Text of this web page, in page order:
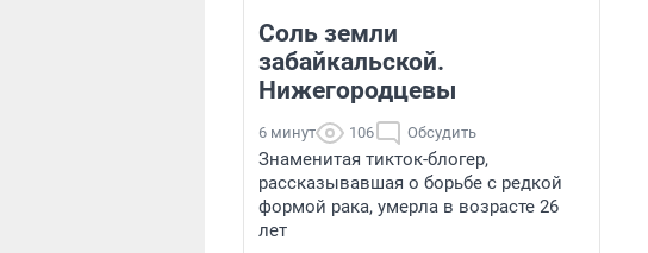
Соль земли
забайкальской.
Нижегородцевы
6 минут 106 Обсудить
Знаменитая тикток-блогер,
рассказывавшая о борьбе с редкой
формой рака, умерла в возрасте 26
лет